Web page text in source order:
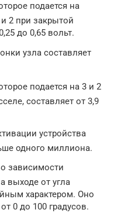
подается на
2 при закрытой
до 0,65 вольт.
узла составляет
подается на 3 и 2
составляет от 3,9
устройства
одного миллиона.
зависимости
выходе от угла
характером. Оно
0 до 100 градусов.